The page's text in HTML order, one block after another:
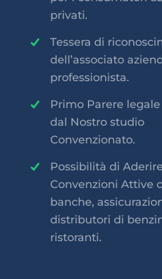
privati.
Tessera di
dell’associato
professionista.
Primo Parere
dal Nostro studio
Convenzionato.
Possibilità di
Convenzioni Attive
banche,
distributori di
ristoranti.